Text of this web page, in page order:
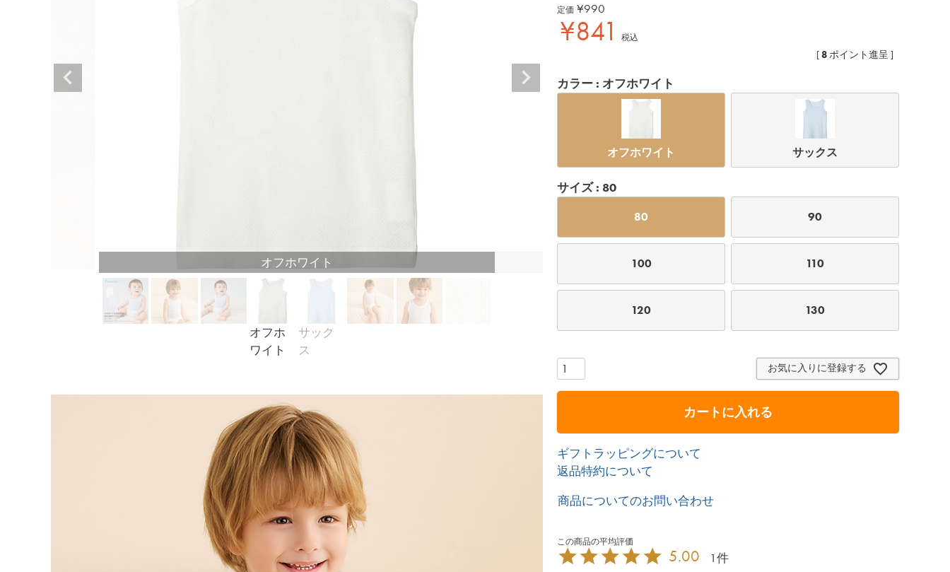
オフホワイト
オフホ
ワイト
サック
ス
定価 ¥990
¥841 税込
[8ポイント進呈 ]
カラー オフホワイト
オフホワイト サックス
サイズ 80
80 90
100 110
120 130
お気に入りに登録する
カートに入れる
ギフトラッピングについて
返品特約について
商品についてのお問い合わせ
5.00 1